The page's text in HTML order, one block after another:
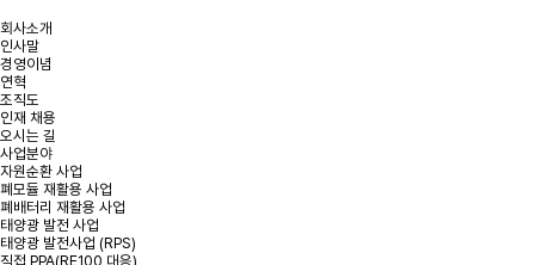
회사소개
인사말
경영이념
연혁
조직도
인재 채용
오시는 길
사업분야
자원순환 사업
폐모듈 재활용 사업
폐배터리 재활용 사업
태양광 발전 사업
태양광 발전사업 (RPS)
직접 PPA(RE100 대응)